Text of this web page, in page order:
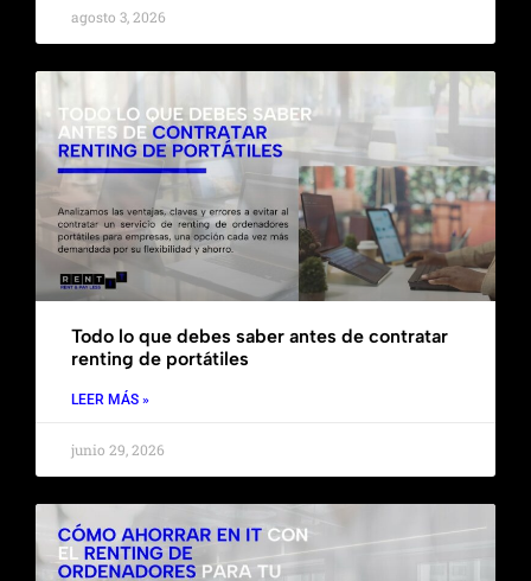
agosto 3, 2026
Todo lo que debes saber antes de contratar
renting de portátiles
LEER MÁS »
junio 29, 2026